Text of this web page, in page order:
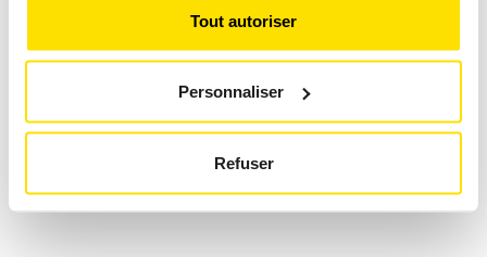
Tout autoriser
Personnaliser
Refuser
VOM VIRTUELLEN RENNEN AUF DIE
STRASSE
Mitgliederstimmen